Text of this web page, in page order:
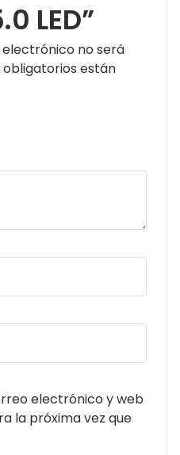
LED”
no será
obligatorios están
electrónico y web
la próxima vez que